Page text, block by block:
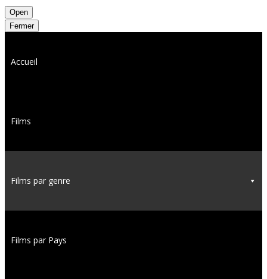
Open
Fermer
Accueil
Films
Films par genre
Films par Pays